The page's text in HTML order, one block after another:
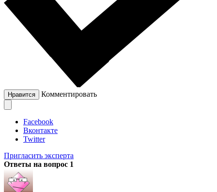
Нравится Комментировать
Facebook
Вконтакте
Twitter
Пригласить эксперта
Ответы на вопрос 1